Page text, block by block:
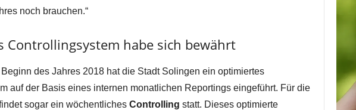
noch brauchen.“
Controllingsystem habe sich bewährt
des Jahres 2018 hat die Stadt Solingen ein optimiertes
auf der Basis eines internen monatlichen Reportings eingeführt. Für die
sogar ein wöchentliches Controlling statt. Dieses optimierte